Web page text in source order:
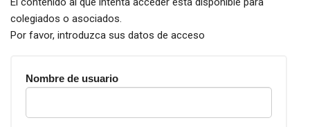
colegiados o asociados.
Por favor, introduzca sus datos de acceso
Nombre de usuario